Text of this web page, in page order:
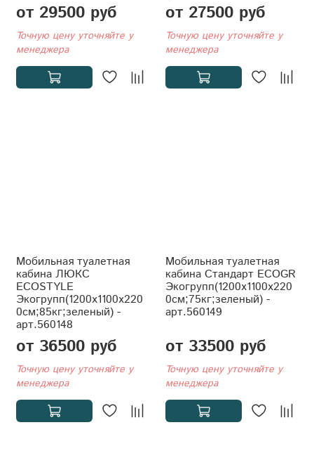
от 29500 руб
Точную цену уточняйте у
менеджера
от 27500 руб
Точную цену уточняйте у
менеджера
Мобильная туалетная
кабина ЛЮКС
ECOSTYLE
Экогрупп(1200x1100x220
0см;85кг;зеленый) -
арт.560148
от 36500 руб
Точную цену уточняйте у
менеджера
Мобильная туалетная
кабина Стандарт ECOGR
Экогрупп(1200x1100x220
0см;75кг;зеленый) -
арт.560149
от 33500 руб
Точную цену уточняйте у
менеджера